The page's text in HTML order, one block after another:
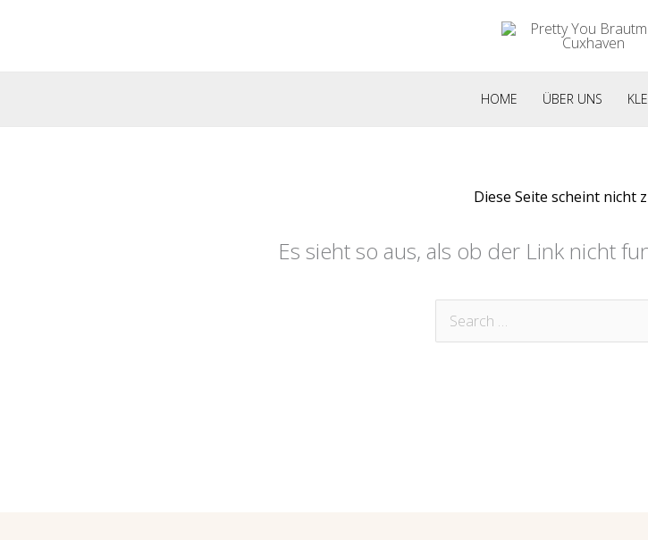
HOME ÜBER UNS
Diese Seite scheint nicht
Es sieht so aus, als ob der Link nicht
Suchen
nach: